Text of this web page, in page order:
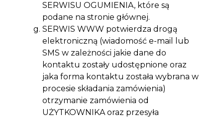
SERWISU OGUMIENIA, które są
podane na stronie głównej.
SERWIS WWW potwierdza drogą
elektroniczną (wiadomość e-mail lub
SMS w zależności jakie dane do
kontaktu zostały udostępnione oraz
jaka forma kontaktu została wybrana w
procesie składania zamówienia)
otrzymanie zamówienia od
UŻYTKOWNIKA oraz przesyła